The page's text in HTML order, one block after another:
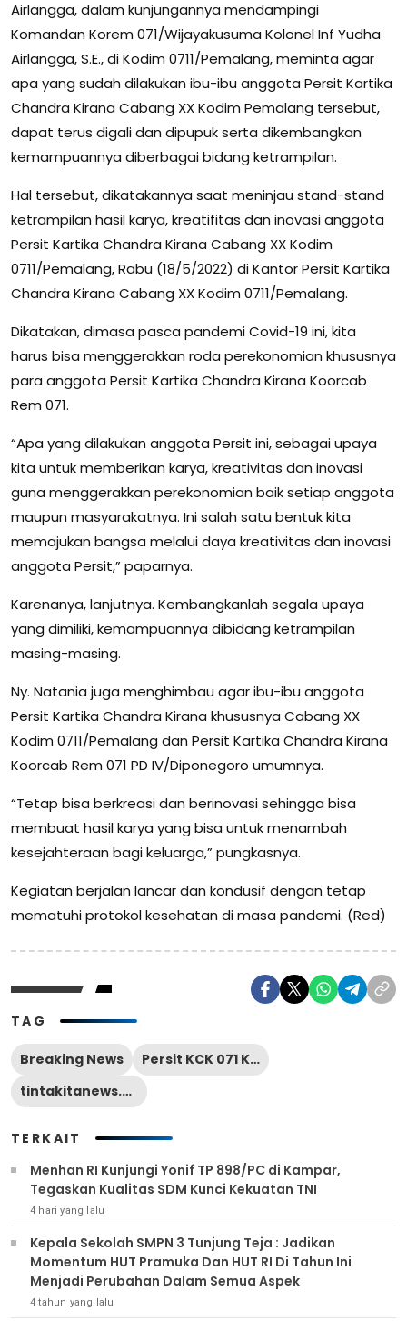
Airlangga, dalam kunjungannya mendampingi
Komandan Korem 071/Wijayakusuma Kolonel Inf Yudha
Airlangga, S.E., di Kodim 0711/Pemalang, meminta agar
apa yang sudah dilakukan ibu-ibu anggota Persit Kartika
Chandra Kirana Cabang XX Kodim Pemalang tersebut,
dapat terus digali dan dipupuk serta dikembangkan
kemampuannya diberbagai bidang ketrampilan.
Hal tersebut, dikatakannya saat meninjau stand-stand
ketrampilan hasil karya, kreatifitas dan inovasi anggota
Persit Kartika Chandra Kirana Cabang XX Kodim
0711/Pemalang, Rabu (18/5/2022) di Kantor Persit Kartika
Chandra Kirana Cabang XX Kodim 0711/Pemalang.
Dikatakan, dimasa pasca pandemi Covid-19 ini, kita
harus bisa menggerakkan roda perekonomian khususnya
para anggota Persit Kartika Chandra Kirana Koorcab
Rem 071.
“Apa yang dilakukan anggota Persit ini, sebagai upaya
kita untuk memberikan karya, kreativitas dan inovasi
guna menggerakkan perekonomian baik setiap anggota
maupun masyarakatnya. Ini salah satu bentuk kita
memajukan bangsa melalui daya kreativitas dan inovasi
anggota Persit,” paparnya.
Karenanya, lanjutnya. Kembangkanlah segala upaya
yang dimiliki, kemampuannya dibidang ketrampilan
masing-masing.
Ny. Natania juga menghimbau agar ibu-ibu anggota
Persit Kartika Chandra Kirana khususnya Cabang XX
Kodim 0711/Pemalang dan Persit Kartika Chandra Kirana
Koorcab Rem 071 PD IV/Diponegoro umumnya.
“Tetap bisa berkreasi dan berinovasi sehingga bisa
membuat hasil karya yang bisa untuk menambah
kesejahteraan bagi keluarga,” pungkasnya.
Kegiatan berjalan lancar dan kondusif dengan tetap
mematuhi protokol kesehatan di masa pandemi. (Red)
TAG
Breaking News
Persit KCK 071 Korem
tintakitanews.com
TERKAIT
Menhan RI Kunjungi Yonif TP 898/PC di Kampar,
Tegaskan Kualitas SDM Kunci Kekuatan TNI
4 hari yang lalu
Kepala Sekolah SMPN 3 Tunjung Teja : Jadikan
Momentum HUT Pramuka Dan HUT RI Di Tahun Ini
Menjadi Perubahan Dalam Semua Aspek
4 tahun yang lalu